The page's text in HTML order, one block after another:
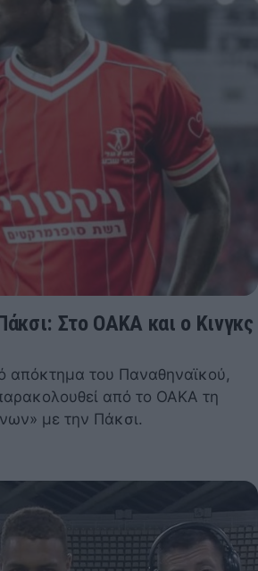
Στο ΟΑΚΑ και ο Κινγκς
απόκτημα του Παναθηναϊκού,
από το ΟΑΚΑ τη
με την Πάκσι.